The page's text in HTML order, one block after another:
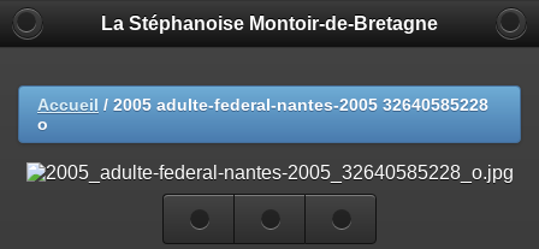
La Stéphanoise Montoir-de-Bretagne
Accueil / 2005 adulte-federal-nantes-2005 32640585228
o